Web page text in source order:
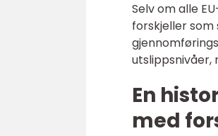
Selv om alle
forskjeller
utslippsnivåer,
En
med